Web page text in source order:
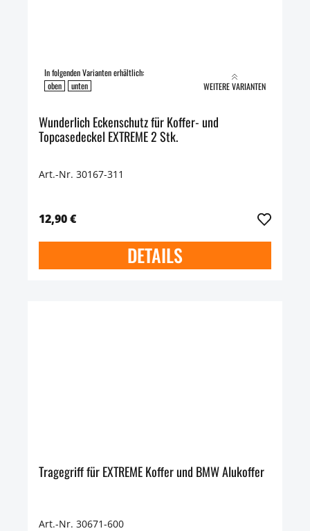
In folgenden Varianten erhältlich:
oben
unten WEITERE VARIANTEN
Wunderlich Eckenschutz für Koffer- und
Topcasedeckel EXTREME 2 Stk.
Art.-Nr. 30167-311
12,90 €
DETAILS
Tragegriff für EXTREME Koffer und BMW Alukoffer
Art.-Nr. 30671-600